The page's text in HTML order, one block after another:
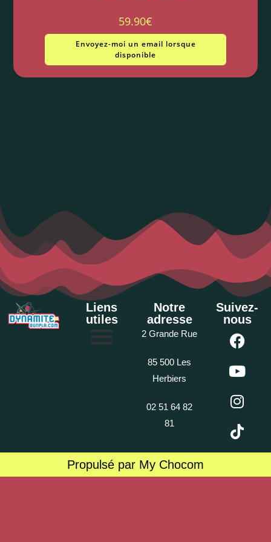
59.90€
Envoyez-moi un email lorsque
disponible
Liens
utiles
Notre
adresse
2 Grande Rue
85 500 Les
Herbiers
02 51 64 82
81
Suivez-
nous
Propulsé par My Chocom